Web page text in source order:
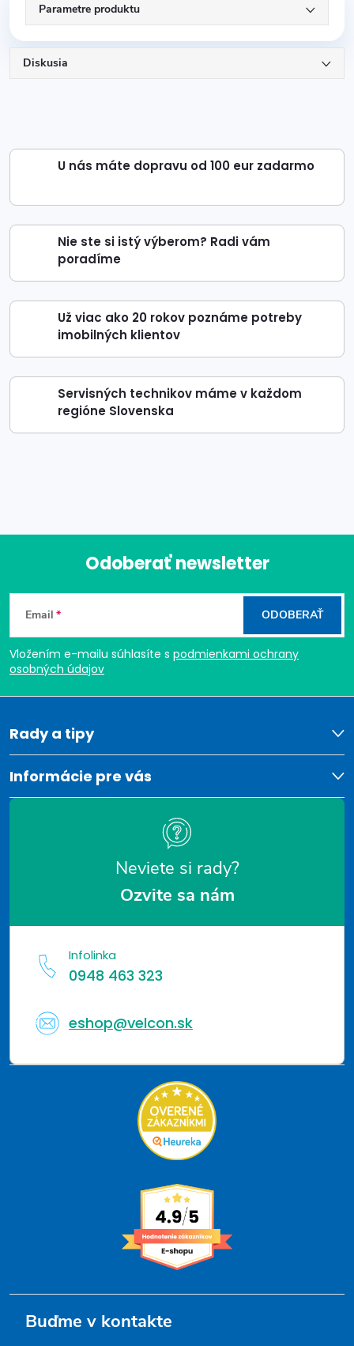
Parametre produktu
Diskusia
U nás máte dopravu od 100 eur zadarmo
Nie ste si istý výberom? Radi vám
poradíme
Už viac ako 20 rokov poznáme potreby
imobilných klientov
Servisných technikov máme v každom
regióne Slovenska
Z
á
p
ä
t
e
Odoberať newsletter
Email
Vložením e-mailu súhlasíte s podmienkami ochrany
osobných údajov
ODOBERAŤ
Rady a tipy
Informácie pre vás
Neviete si rady?
Ozvite sa nám
Infolinka
0948 463 323
eshop@velcon.sk
Buďme v kontakte